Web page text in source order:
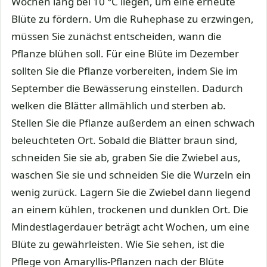
Blüte zu fördern. Um die Ruhephase zu erzwingen,
müssen Sie zunächst entscheiden, wann die
Pflanze blühen soll. Für eine Blüte im Dezember
sollten Sie die Pflanze vorbereiten, indem Sie im
September die Bewässerung einstellen. Dadurch
welken die Blätter allmählich und sterben ab.
Stellen Sie die Pflanze außerdem an einen schwach
beleuchteten Ort. Sobald die Blätter braun sind,
schneiden Sie sie ab, graben Sie die Zwiebel aus,
waschen Sie sie und schneiden Sie die Wurzeln ein
wenig zurück. Lagern Sie die Zwiebel dann liegend
an einem kühlen, trockenen und dunklen Ort. Die
Mindestlagerdauer beträgt acht Wochen, um eine
Blüte zu gewährleisten. Wie Sie sehen, ist die
Pflege von Amaryllis-Pflanzen nach der Blüte